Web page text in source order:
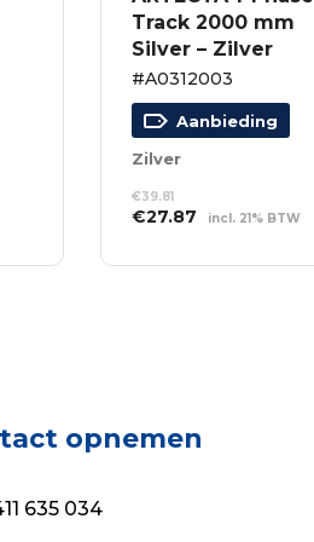
Track 2000 mm
Silver – Zilver
#A0312003
Aanbieding
Zilver
€39.81
Oorspronkelijke
was:
€27.87 Huidige
is:
incl. 21% BTW
WINKELWAGEN
opnemen
635 034